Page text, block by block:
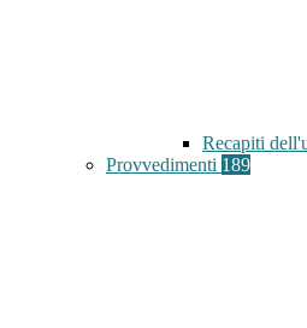
Recapiti
Provvedimenti 189